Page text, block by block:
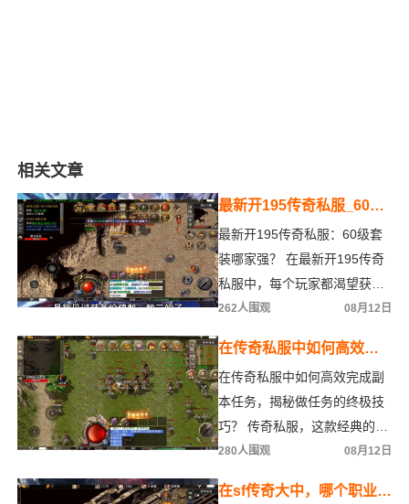
相关文章
最新开195传奇私服_60级
套装哪家强？
最新开195传奇私服：60级套
装哪家强？ 在最新开195传奇
私服中，每个玩家都渴望获取
最强的装备来提升角色的实
力。而60级套装作为中级装备
262人围观 08月12日
在传奇私服中如何高效完
成副本任务，揭秘做任务
的终极技巧？
在传奇私服中如何高效完成副
本任务，揭秘做任务的终极技
巧？ 传奇私服，这款经典的角
色扮演游戏，以其独特的副本
任务系统吸引了无数玩家
280人围观 08月12日
在sf传奇大中，哪个职业以